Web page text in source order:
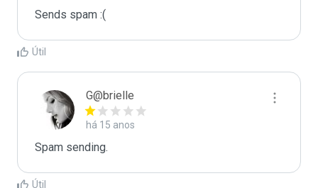
Sends spam :(
Útil
G@brielle
há 15 anos
Spam sending.
Útil